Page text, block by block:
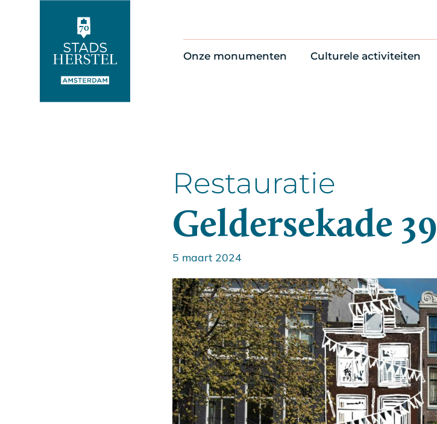
Onze monumenten Culturele activiteiten
Restauratie
Geldersekade 39
5 maart 2024